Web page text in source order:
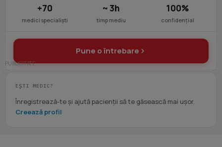
+70
medici specialiști
~ 3h
timp mediu
100%
confidențial
Pune o întrebare
EȘTI MEDIC?
Înregistrează-te și ajută pacienții să te găsească mai ușor.
Creează profil